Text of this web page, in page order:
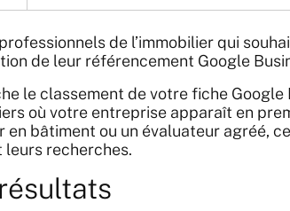
de l’immobilier qui
de leur référencement Google
le classement de votre fiche
où votre entreprise apparaît en
bâtiment ou un évaluateur agréé,
recherches.